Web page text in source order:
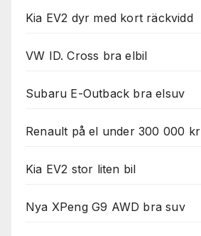
Kia EV2 dyr med kort räckvidd
VW ID. Cross bra elbil
Subaru E-Outback bra elsuv
Renault på el under 300 000 kr
Kia EV2 stor liten bil
Nya XPeng G9 AWD bra suv